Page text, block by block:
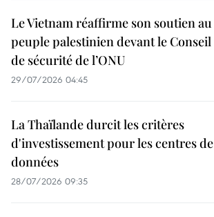
Le Vietnam réaffirme son soutien au
peuple palestinien devant le Conseil
de sécurité de l’ONU
29/07/2026 04:45
La Thaïlande durcit les critères
d'investissement pour les centres de
données
28/07/2026 09:35